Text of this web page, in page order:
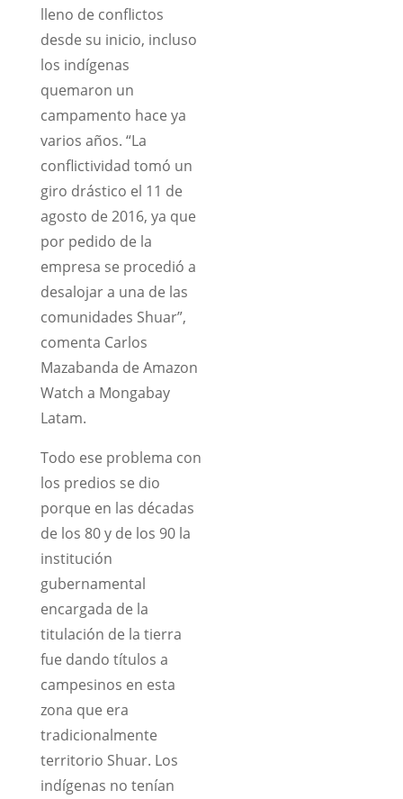
lleno de conflictos
desde su inicio, incluso
los indígenas
quemaron un
campamento hace ya
varios años. “La
conflictividad tomó un
giro drástico el 11 de
agosto de 2016, ya que
por pedido de la
empresa se procedió a
desalojar a una de las
comunidades Shuar”,
comenta Carlos
Mazabanda de Amazon
Watch a Mongabay
Latam.
Todo ese problema con
los predios se dio
porque en las décadas
de los 80 y de los 90 la
institución
gubernamental
encargada de la
titulación de la tierra
fue dando títulos a
campesinos en esta
zona que era
tradicionalmente
territorio Shuar. Los
indígenas no tenían